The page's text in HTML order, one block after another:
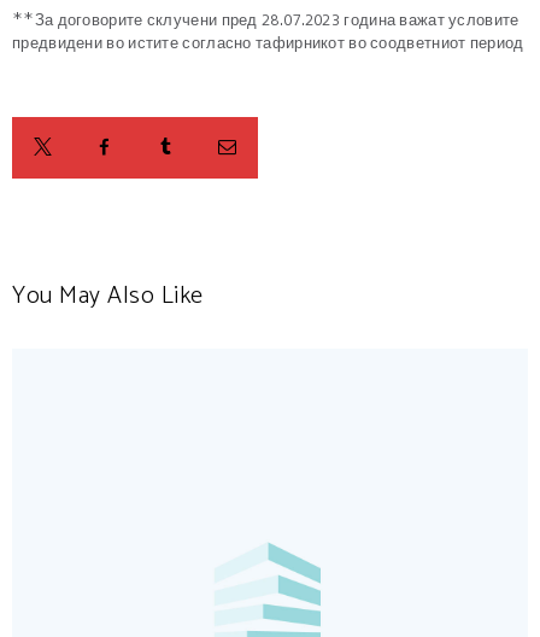
**За договорите склучени пред 28.07.2023 година важат условите
предвидени во истите согласно тафирникот во соодветниот период
You May Also Like